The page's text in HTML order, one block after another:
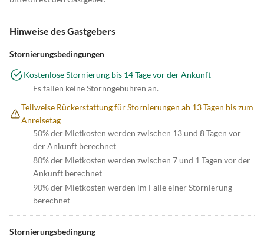
Hinweise des Gastgebers
Stornierungsbedingungen
Kostenlose Stornierung bis 14 Tage vor der Ankunft
Es fallen keine Stornogebühren an.
Teilweise Rückerstattung für Stornierungen ab 13 Tagen bis zum
Anreisetag
50% der Mietkosten werden zwischen 13 und 8 Tagen vor
der Ankunft berechnet
80% der Mietkosten werden zwischen 7 und 1 Tagen vor der
Ankunft berechnet
90% der Mietkosten werden im Falle einer Stornierung
berechnet
Stornierungsbedingung